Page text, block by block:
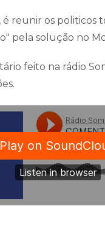
é reunir os politicos
pela solução no
feito na rádio